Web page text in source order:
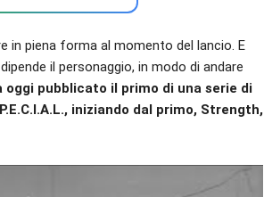
in piena forma al momento del lancio. E
il personaggio, in modo di andare
oggi pubblicato il primo di una serie di
iniziando dal primo, Strength,